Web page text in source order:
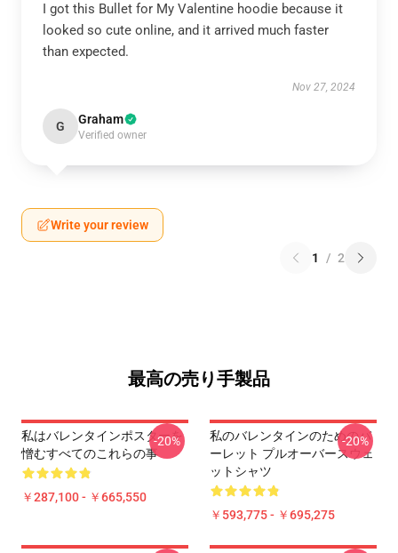
I got this Bullet for My Valentine hoodie because it
looked so cute online, and it arrived much faster
than expected.
Nov 27, 2024
G Graham
Verified owner
Write your review
1 / 2
最高の売り手製品
私はバレンタインポスターを
憎むすべてのこれらの事
￥287,100 - ￥665,550
-20%
私のバレンタインのためのバ
ーレット プルオーバースウェ
ットシャツ
￥593,775 - ￥695,275
-20%